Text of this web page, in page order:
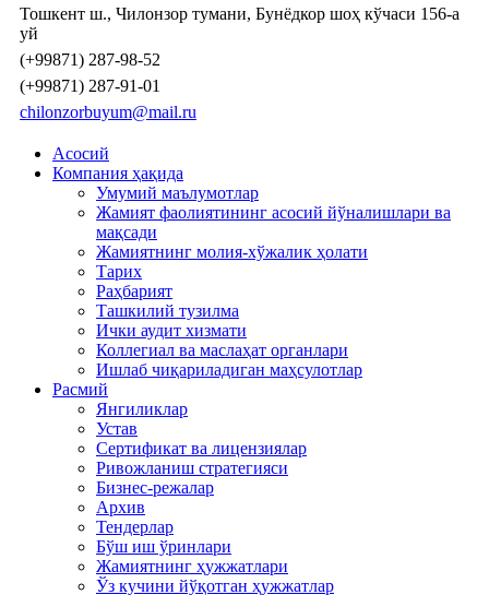
Тошкент ш., Чилонзор тумани, Бунёдкор шоҳ кўчаси 156-а
уй
(+99871) 287-98-52
(+99871) 287-91-01
chilonzorbuyum@mail.ru
Асосий
Компания ҳақида
Умумий маълумотлар
Жамият фаолиятининг асосий йўналишлари ва
мақсади
Жамиятнинг молия-хўжалик ҳолати
Тарих
Раҳбарият
Ташкилий тузилма
Ички аудит хизмати
Коллегиал ва маслаҳат органлари
Ишлаб чиқариладиган маҳсулотлар
Расмий
Янгиликлар
Устав
Сертификат ва лицензиялар
Ривожланиш стратегияси
Бизнес-режалар
Архив
Тендерлар
Бўш иш ўринлари
Жамиятнинг ҳужжатлари
Ўз кучини йўқотган ҳужжатлар